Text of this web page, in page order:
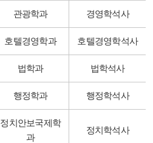
관광학과 경영학석사
호텔경영학과 호텔경영학석사
법학과 법학석사
행정학과 행정학석사
정치안보국제학
과
정치학석사